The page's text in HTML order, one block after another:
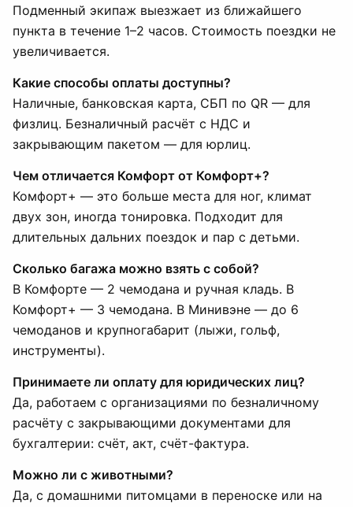
Подменный экипаж выезжает из ближайшего
пункта в течение 1–2 часов. Стоимость поездки не
увеличивается.
Какие способы оплаты доступны?
Наличные, банковская карта, СБП по QR — для
физлиц. Безналичный расчёт с НДС и
закрывающим пакетом — для юрлиц.
Чем отличается Комфорт от Комфорт+?
Комфорт+ — это больше места для ног, климат
двух зон, иногда тонировка. Подходит для
длительных дальних поездок и пар с детьми.
Сколько багажа можно взять с собой?
В Комфорте — 2 чемодана и ручная кладь. В
Комфорт+ — 3 чемодана. В Минивэне — до 6
чемоданов и крупногабарит (лыжи, гольф,
инструменты).
Принимаете ли оплату для юридических лиц?
Да, работаем с организациями по безналичному
расчёту с закрывающими документами для
бухгалтерии: счёт, акт, счёт-фактура.
Можно ли с животными?
Да, с домашними питомцами в переноске или на